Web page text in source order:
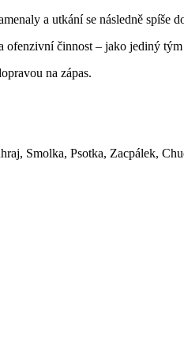
a utkání se následně
činnost – jako jediný
na zápas.
Smolka, Psotka, Zacpálek,